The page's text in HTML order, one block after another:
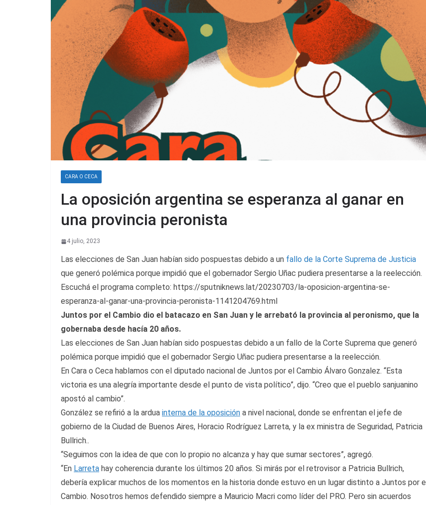
CARA O CECA
La oposición argentina se esperanza al ganar en
una provincia peronista
4 julio, 2023
Las elecciones de San Juan habían sido pospuestas debido a un fallo de la Corte Suprema de Justicia
que generó polémica porque impidió que el gobernador Sergio Uñac pudiera presentarse a la reelección.
Escuchá el programa completo: https://sputniknews.lat/20230703/la-oposicion-argentina-se-
esperanza-al-ganar-una-provincia-peronista-1141204769.html
Juntos por el Cambio dio el batacazo en San Juan y le arrebató la provincia al peronismo, que la
gobernaba desde hacía 20 años.
Las elecciones de San Juan habían sido pospuestas debido a un fallo de la Corte Suprema que generó
polémica porque impidió que el gobernador Sergio Uñac pudiera presentarse a la reelección.
En Cara o Ceca hablamos con el diputado nacional de Juntos por el Cambio Álvaro Gonzalez. “Esta
victoria es una alegría importante desde el punto de vista político”, dijo. “Creo que el pueblo sanjuanino
apostó al cambio”.
González se refirió a la ardua interna de la oposición a nivel nacional, donde se enfrentan el jefe de
gobierno de la Ciudad de Buenos Aires, Horacio Rodríguez Larreta, y la ex ministra de Seguridad, Patricia
Bullrich..
“Seguimos con la idea de que con lo propio no alcanza y hay que sumar sectores”, agregó.
“En Larreta hay coherencia durante los últimos 20 años. Si mirás por el retrovisor a Patricia Bullrich,
debería explicar muchos de los momentos en la historia donde estuvo en un lugar distinto a Juntos por el
Cambio. Nosotros hemos defendido siempre a Mauricio Macri como líder del PRO. Pero sin acuerdos